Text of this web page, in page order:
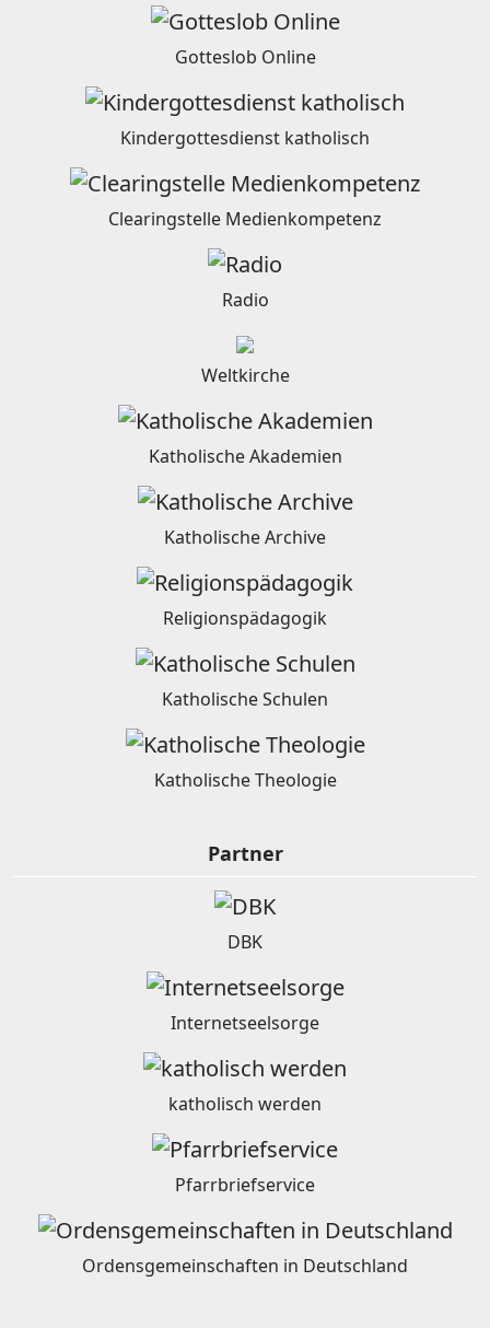
Gotteslob Online
Kindergottesdienst katholisch
Clearingstelle Medienkompetenz
Radio
Weltkirche
Katholische Akademien
Katholische Archive
Religionspädagogik
Katholische Schulen
Katholische Theologie
Partner
DBK
Internetseelsorge
katholisch werden
Pfarrbriefservice
Ordensgemeinschaften in Deutschland